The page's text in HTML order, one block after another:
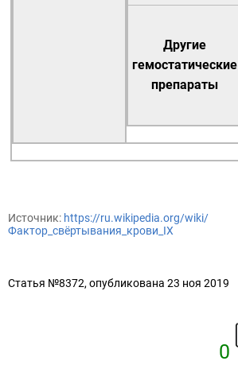
Другие
гемостатические
препараты
Источник: https://ru.wikipedia.org/wiki/
Фактор_свёртывания_крови_IX
Статья №8372, опубликована 23 ноя 2019
0